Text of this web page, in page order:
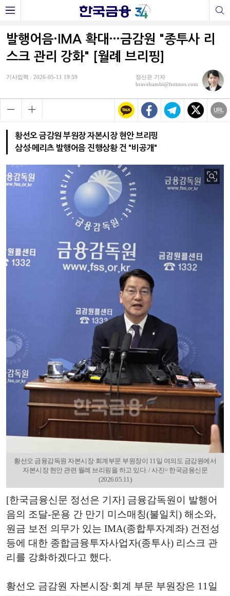
발행어음·IMA 확대…금감원 "종투사 리
스크 관리 강화" [월례 브리핑]
기사입력 : 2026-05-11 19:59
정선은 기자
bravebambi@fntimes.com
황선오 금감원 부원장 자본시장 현안 브리핑
삼성·메리츠 발행어음 진행상황 건 "비공개"
황선오 금융감독원 자본시장·회계부문 부원장이 11일 여의도 금감원에서
자본시장 현안 관련 월례 브리핑을 하고 있다. / 사진= 한국금융신문
(2026.05.11)
[한국금융신문 정선은 기자] 금융감독원이 발행어
음의 조달-운용 간 만기 미스매칭(불일치) 해소와,
원금 보전 의무가 있는 IMA(종합투자계좌) 건전성
등에 대한 종합금융투자사업자(종투사) 리스크 관
리를 강화하겠다고 했다.
황선오 금감원 자본시장·회계 부문 부원장은 11일